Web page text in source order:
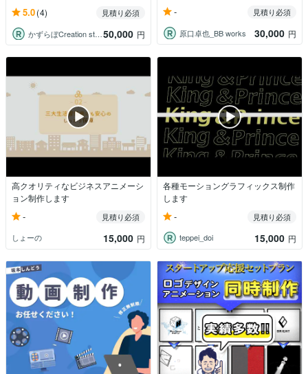
5.0(4)
見積り必須
かずらぼCreation studio 50,000 円
-
見積り必須
原口卓也_BB works
30,000 円
高クオリティなビジネスアニメーシ
ョン制作します
-
見積り必須
しょーの
15,000 円
各種モーショングラフィックス制作
します
-
見積り必須
teppei_doi
15,000 円